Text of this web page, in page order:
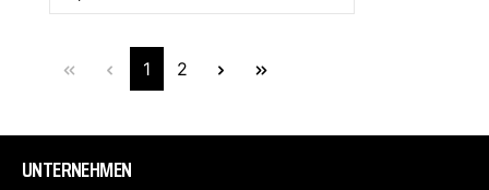
1 2
UNTERNEHMEN